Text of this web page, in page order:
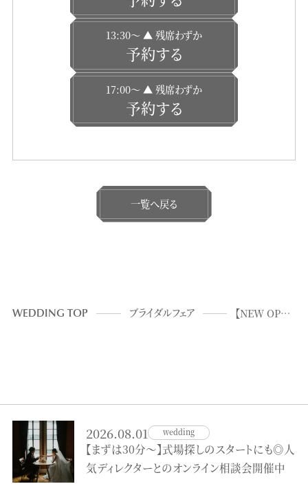
13:30〜 ▲ 残席わずか
予約する
17:00〜 ▲ 残席わずか
予約する
一覧へ戻る
WEDDING TOP ブライダルフェア 【NEW OPEN!】会場見学×豪華３万相当試食×クリエイター相談会
2026.08.01 wedding
【まずは30分～】式場探しのスタートにも◎人
気ディレクターとのオンライン相談会開催中